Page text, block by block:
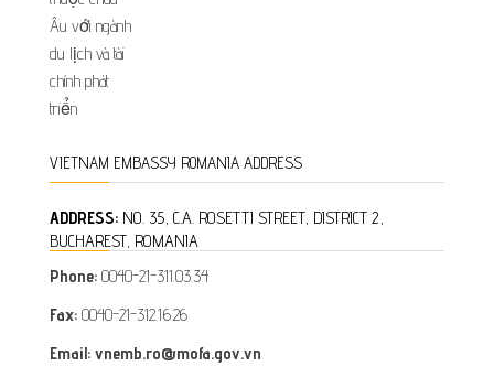
VIETNAM EMBASSY ROMANIA ADDRESS
ADDRESS: NO. 35, C.A. ROSETTI STREET, DISTRICT 2,
BUCHAREST, ROMANIA
Phone: 0040-21-311.03.34
Fax: 0040-21-312.16.26
Email: vnemb.ro@mofa.gov.vn